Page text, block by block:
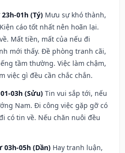
01h (Tý) Mưu sự khó thành,
cáo tốt nhất nên hoãn lại.
Mất tiền, mất của nếu đi
mới thấy. Đề phòng tranh cãi,
tầm thường. Việc làm chậm,
việc gì đều cần chắc chắn.
03h (Sửu) Tin vui sắp tới, nếu
Nam. Đi công việc gặp gỡ có
có tin về. Nếu chăn nuôi đều
03h-05h (Dần) Hay tranh luận,